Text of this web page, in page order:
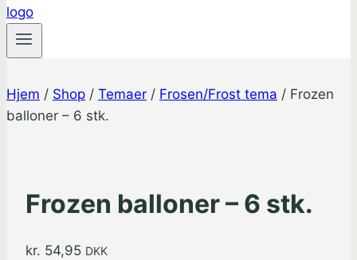
Hjem / Shop / Temaer / Frosen/Frost tema / Frozen
balloner – 6 stk.
Frozen balloner – 6 stk.
kr. 54,95 DKK